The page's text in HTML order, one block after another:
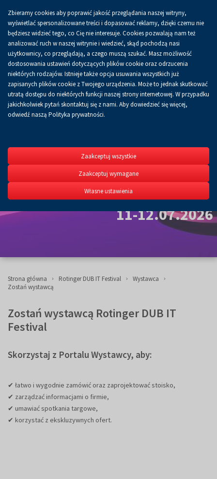
0.00 złKoszykPL
IT
XIII Rotinger Dub it
11-12.07.2026
Strona główna Rotinger DUB IT Festival
Wystawca
Zostań wystawcą
Zostań wystawcą Rotinger DUB IT
Festival
Skorzystaj z Portalu Wystawcy, aby:
✔ łatwo i wygodnie zamówić oraz zaprojektować stoisko,
✔ zarządzać informacjami o firmie,
✔ umawiać spotkania targowe,
✔ korzystać z ekskluzywnych ofert.
Zbieramy cookies aby poprawić jakość przeglądania naszej witryny,
wyświetlać spersonalizowane treści i dopasować reklamy, dzięki czemu nie
będziesz widzieć tego, co Cię nie interesuje. Cookies pozwalają nam też
analizować ruch w naszej witrynie i wiedzieć, skąd pochodzą nasi
użytkownicy, co przeglądają, a czego muszą szukać. Masz możliwość
dostosowania ustawień dotyczących plików cookie oraz odrzucenia
niektórych rodzajów. Istnieje także opcja usuwania wszystkich już
zapisanych plików cookie z Twojego urządzenia. Może to jednak skutkować
utratą dostępu do niektórych funkcji naszej strony internetowej. W przypadku
jakichkolwiek pytań skontaktuj się z nami. Aby dowiedzieć się więcej,
odwiedź naszą Polityka prywatności.
Zaakceptuj wszystkie
Zaakceptuj wymagane
Własne ustawienia